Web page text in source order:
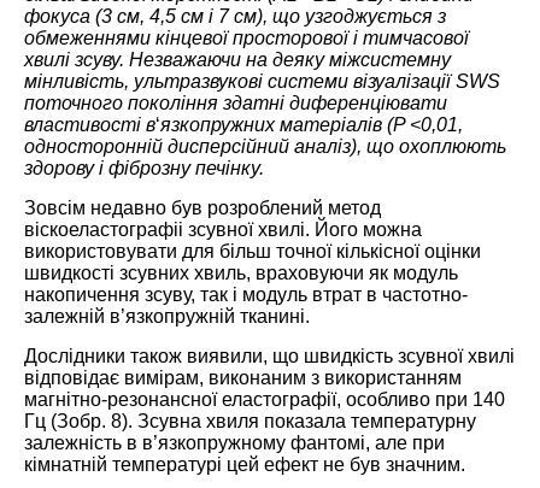
фокуса (3 см, 4,5 см і 7 ​​см), що узгоджується з
обмеженнями кінцевої просторової і тимчасової
хвилі зсуву. Незважаючи на деяку міжсистемну
мінливість, ультразвукові системи візуалізації SWS
поточного покоління здатні диференціювати
властивості в‘язкопружних матеріалів (P <0,01,
односторонній дисперсійний аналіз), що охоплюють
здорову і фіброзну печінку.
Зовсім недавно був розроблений метод
віскоеластографіі зсувної хвилі. Його можна
використовувати для більш точної кількісної оцінки
швидкості зсувних хвиль, враховуючи як модуль
накопичення зсуву, так і модуль втрат в частотно-
залежній в’язкопружній тканині.
Дослідники також виявили, що швидкість зсувної хвилі
відповідає вимірам, виконаним з використанням
магнітно-резонансної еластографії, особливо при 140
Гц (Зобр. 8). Зсувна хвиля показала температурну
залежність в в’язкопружному фантомі, але при
кімнатній температурі цей ефект не був значним.